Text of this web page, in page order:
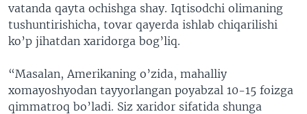
vatanda qayta ochishga shay. Iqtisodchi olimaning
tushuntirishicha, tovar qayerda ishlab chiqarilishi
ko’p jihatdan xaridorga bog’liq.
“Masalan, Amerikaning o’zida, mahalliy
xomayoshyodan tayyorlangan poyabzal 10-15 foizga
qimmatroq bo’ladi. Siz xaridor sifatida shunga